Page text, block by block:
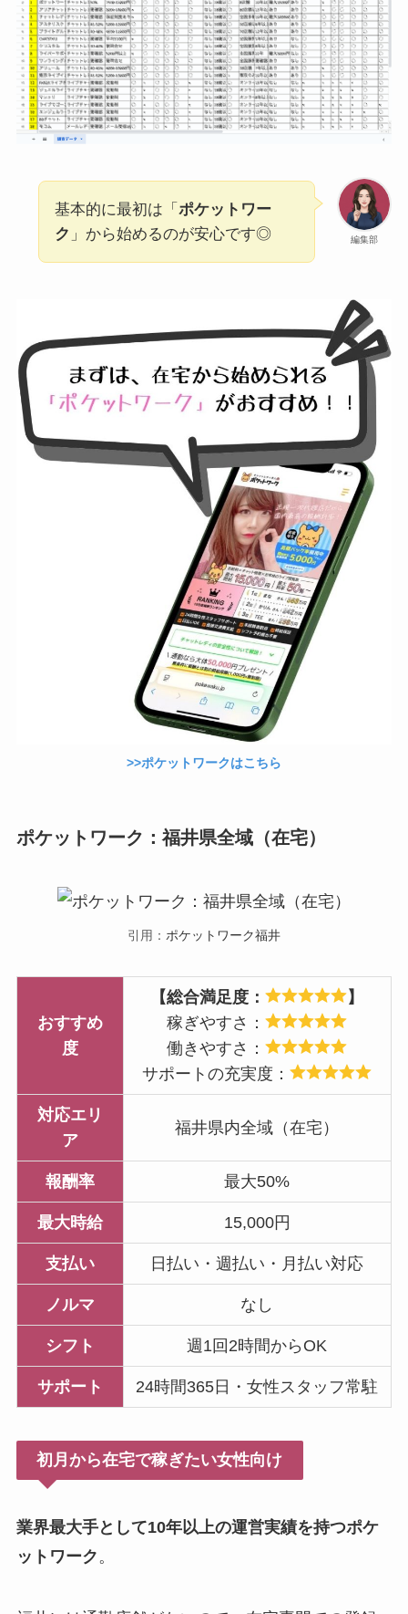
編集部
基本的に最初は「 ポケットワー
ク 」から始めるのが安心です◎
>>ポケットワークはこちら
ポケットワーク：福井県全域（在宅）
引用： ポケットワーク福井
おすすめ
度
【総合満足度：
】
稼ぎやすさ：
働きやすさ：
サポートの充実度：
対応エリ
ア
福井県内全域（在宅）
報酬率 最大50%
最大時給 15,000円
支払い 日払い・週払い・月払い対応
ノルマ なし
シフト 週1回2時間からOK
サポート 24時間365日・女性スタッフ常駐
初月から在宅で稼ぎたい女性向け
業界最大手として10年以上の運営実績を持つポケ
ットワーク 。